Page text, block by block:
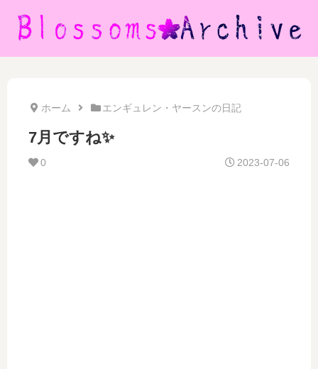
ホーム エンギュレン・ヤースンの日記
7月ですね✨
0 2023-07-06